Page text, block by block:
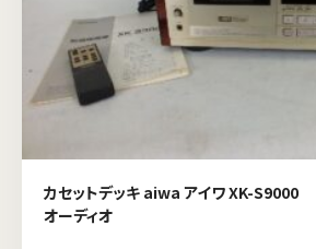
カセットデッキ aiwa アイワ XK-S9000
オーディオ